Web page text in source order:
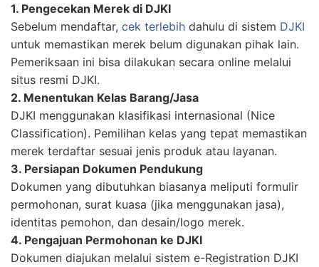
1. Pengecekan Merek di DJKI
Sebelum mendaftar, cek terlebih dahulu di sistem DJKI
untuk memastikan merek belum digunakan pihak lain.
Pemeriksaan ini bisa dilakukan secara online melalui
situs resmi DJKI.
2. Menentukan Kelas Barang/Jasa
DJKI menggunakan klasifikasi internasional (Nice
Classification). Pemilihan kelas yang tepat memastikan
merek terdaftar sesuai jenis produk atau layanan.
3. Persiapan Dokumen Pendukung
Dokumen yang dibutuhkan biasanya meliputi formulir
permohonan, surat kuasa (jika menggunakan jasa),
identitas pemohon, dan desain/logo merek.
4. Pengajuan Permohonan ke DJKI
Dokumen diajukan melalui sistem e-Registration DJKI